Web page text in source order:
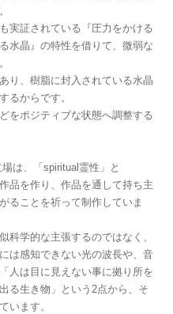
実証されている『圧力をかける
水晶』の特性を借りて、微弱な
り、樹脂に封入されている水晶
るからです。
をポジティブな状態へ調整する
は、「spiritual霊性」と
品を作り、作品を通して持ち主
ることを祈って制作していま
科学的な主張するのではなく、
は感知できない光の波長や、音
人は目に見えない事に拠り所を
る生き物」という2点から、そ
います。